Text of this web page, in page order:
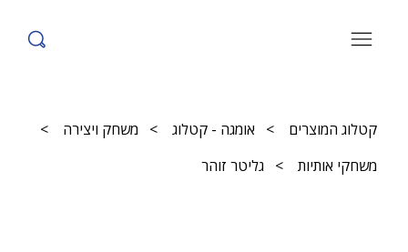
קטלוג המוצרים > אומגה - קטלוג > משחק ויצירה
>
משחקי אותיות
> גליטר זוהר